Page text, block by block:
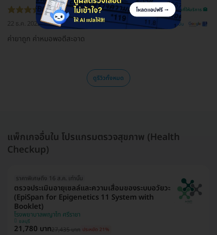
รีวิวสถานที่ให้บริการ 🏥
22 ธ.ค. 2022 ดูรีวิวต้นฉบับ
ค่ายาถูก ค่าหมอพอดีสะอาด
ดูรีวิวทั้งหมด
แพ็กเกจอื่นใน โปรแกรมตรวจสุขภาพ (Health
Checkup)
ราคาพิเศษถึง 16 ส.ค. เท่านั้น
ตรวจประเมินอายุเซลล์และความเสื่อมของระบบอวัยวะ
(EpiSpan for Epigenetics 11 System with
Booklet)
โรงพยาบาลพญาไท ศรีราชา
ชลบุรี
21,780 บาท27,435 บาท ประหยัด 21%